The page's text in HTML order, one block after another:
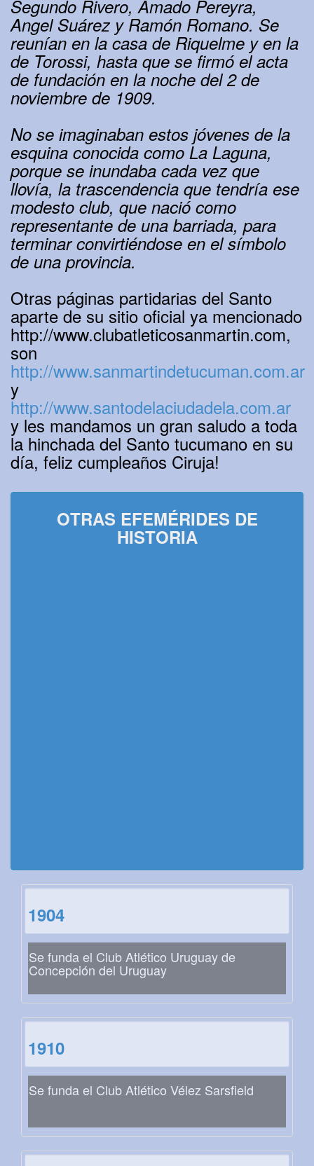
Segundo Rivero, Amado Pereyra,
Angel Suárez y Ramón Romano. Se
reunían en la casa de Riquelme y en la
de Torossi, hasta que se firmó el acta
de fundación en la noche del 2 de
noviembre de 1909.
No se imaginaban estos jóvenes de la
esquina conocida como La Laguna,
porque se inundaba cada vez que
llovía, la trascendencia que tendría ese
modesto club, que nació como
representante de una barriada, para
terminar convirtiéndose en el símbolo
de una provincia.
Otras páginas partidarias del Santo
aparte de su sitio oficial ya mencionado
http://www.clubatleticosanmartin.com,
son
http://www.sanmartindetucuman.com.ar
y
http://www.santodelaciudadela.com.ar
y les mandamos un gran saludo a toda
la hinchada del Santo tucumano en su
día, feliz cumpleaños Ciruja!
OTRAS EFEMÉRIDES DE
HISTORIA
1904
Se funda el Club Atlético Uruguay de
Concepción del Uruguay
1910
Se funda el Club Atlético Vélez Sarsfield